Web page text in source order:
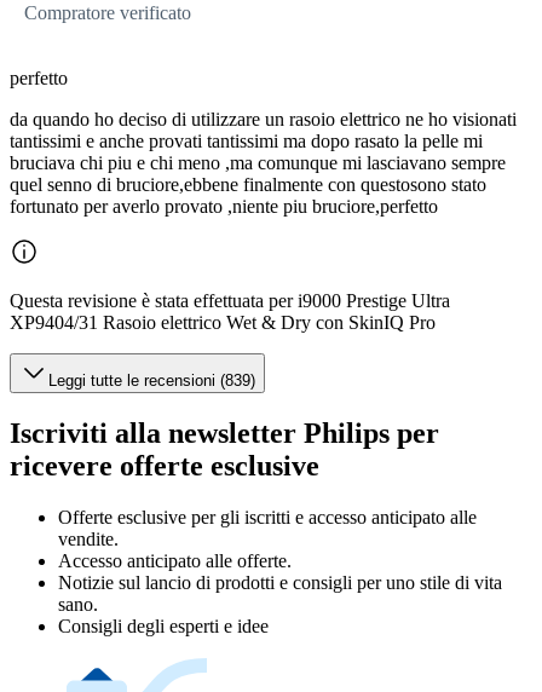
Compratore verificato
perfetto
da quando ho deciso di utilizzare un rasoio elettrico ne ho visionati
tantissimi e anche provati tantissimi ma dopo rasato la pelle mi
bruciava chi piu e chi meno ,ma comunque mi lasciavano sempre
quel senno di bruciore,ebbene finalmente con questosono stato
fortunato per averlo provato ,niente piu bruciore,perfetto
Questa revisione è stata effettuata per i9000 Prestige Ultra
XP9404/31 Rasoio elettrico Wet & Dry con SkinIQ Pro
Leggi tutte le recensioni (839)
Iscriviti alla newsletter Philips per
ricevere offerte esclusive
Offerte esclusive per gli iscritti e accesso anticipato alle
vendite.
Accesso anticipato alle offerte.
Notizie sul lancio di prodotti e consigli per uno stile di vita
sano.
Consigli degli esperti e idee